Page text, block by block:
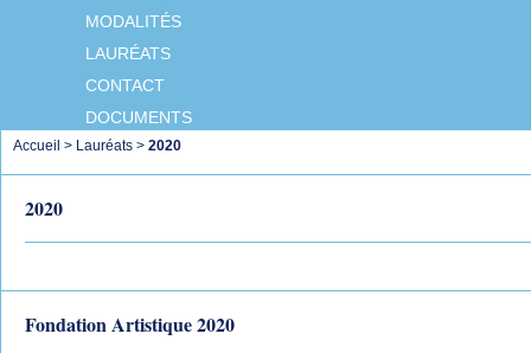
MODALITÉS
LAURÉATS
CONTACT
DOCUMENTS
Accueil > Lauréats > 2020
2020
Fondation Artistique 2020